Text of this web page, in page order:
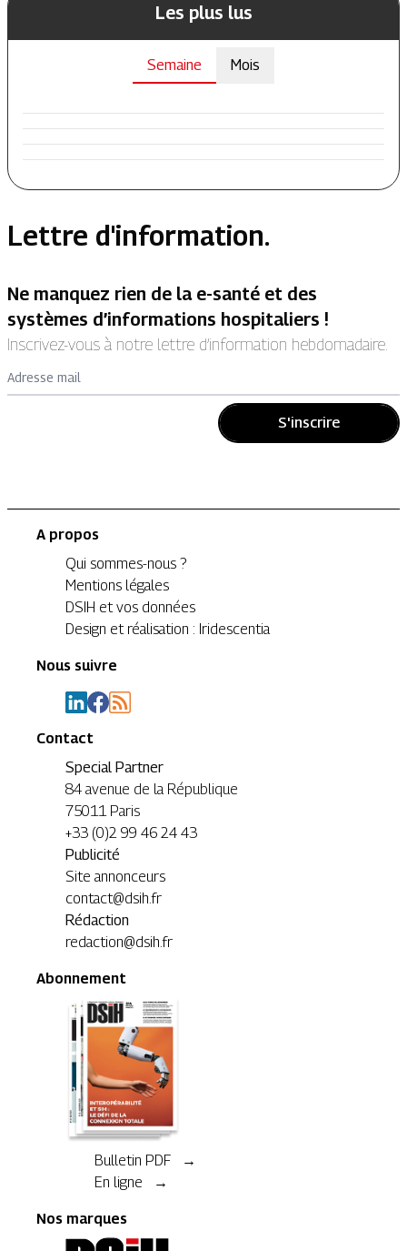
Les plus lus
Semaine Mois
Lettre d'information.
Ne manquez rien de la e-santé et des
systèmes d’informations hospitaliers !
Inscrivez-vous à notre lettre d’information hebdomadaire.
Adresse mail
S'inscrire
A propos
Qui sommes-nous ?
Mentions légales
DSIH et vos données
Design et réalisation : Iridescentia
Nous suivre
Contact
Special Partner
84 avenue de la République
75011 Paris
+33 (0)2 99 46 24 43
Publicité
Site annonceurs
contact@dsih.fr
Rédaction
redaction@dsih.fr
Abonnement
Bulletin PDF →
En ligne →
Nos marques